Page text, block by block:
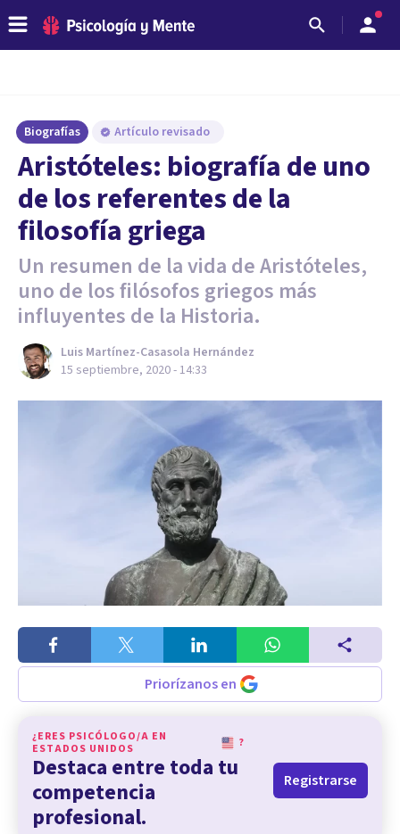
Biografías Artículo revisado
Aristóteles: biografía de uno
de los referentes de la
filosofía griega
Un resumen de la vida de Aristóteles,
uno de los filósofos griegos más
influyentes de la Historia.
Luis Martínez-Casasola Hernández
15 septiembre, 2020 - 14:33
Priorízanos en
¿ERES PSICÓLOGO/A EN
ESTADOS UNIDOS
?
Destaca entre toda tu
competencia
profesional.
Registrarse